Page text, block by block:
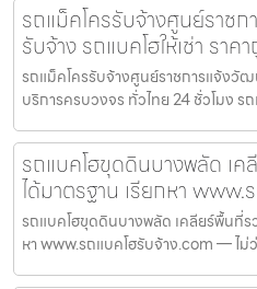
รถแม็คโครรับจ้างศูนย์ราช
รับจ้าง รถแบคโฮให้เช่า ราค
รถแม็คโครรับจ้างศูนย์ราชการแจ้งวัฒ
บริการครบวงจร ทั่วไทย 24 ชั่วโมง ร
รถแบคโฮขุดดินบางพลัด เ
ได้มาตรฐาน เรียกหา
รถแบคโฮขุดดินบางพลัด เคลียร์พื้นที่ร
หา www.รถแบคโฮรับจ้าง.com — ไม่